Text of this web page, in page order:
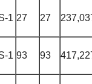
1 27 27
1 93 93